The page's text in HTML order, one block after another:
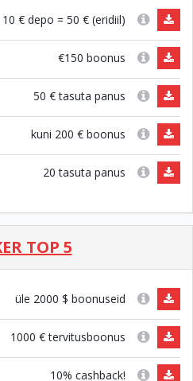
10 € depo = 50 € (eridiil)
€150 boonus
50 € tasuta panus
kuni 200 € boonus
20 tasuta panus
TOP 5
üle 2000 $ boonuseid
1000 € tervitusboonus
10% cashback!